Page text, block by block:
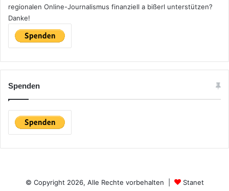
regionalen Online-Journalismus finanziell a bißerl unterstützen?
Danke!
Spenden
© Copyright 2026, Alle Rechte vorbehalten | Stanet